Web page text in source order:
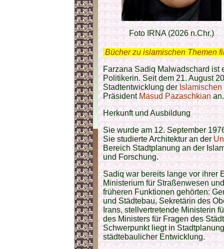
Foto IRNA (2026 n.Chr.)
Bücher zu islamischen Themen
Farzana Sadiq Malwadschard ist
Politikerin. Seit dem 21. August
Stadtentwicklung der
PräsidentMasud Pazaschkianan.
Herkunft und Ausbildung
Sie wurde am 12. September
Sie studierte Architektur an der
Bereich Stadtplanung an der
und Forschung.
Sadiq war bereits lange vor ihrer
Ministerium für Straßenwesen
früheren Funktionen gehörten:
und Städtebau, Sekretärin des
Irans, stellvertretende Ministerin
des Ministers für Fragen des
Schwerpunkt liegt in
städtebaulicher Entwicklung.